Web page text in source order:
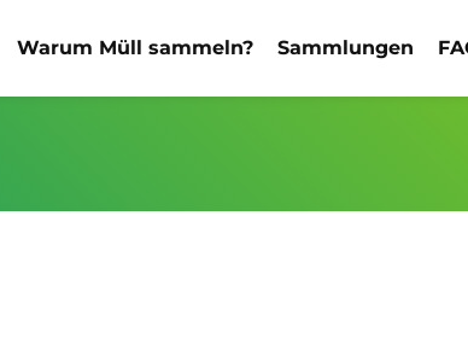
Warum Müll sammeln? Sammlungen